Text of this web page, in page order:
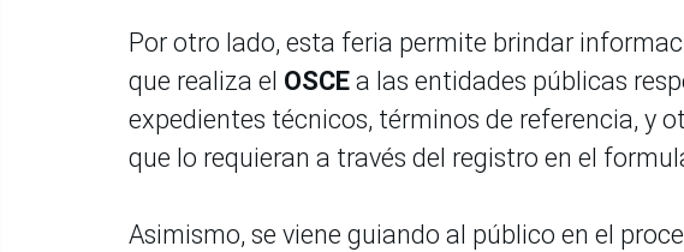
Por otro lado, esta feria permite brindar
que realiza el OSCE a las entidades públicas
expedientes técnicos, términos de referencia, y
que lo requieran a través del registro en el
Asimismo, se viene guiando al público en el